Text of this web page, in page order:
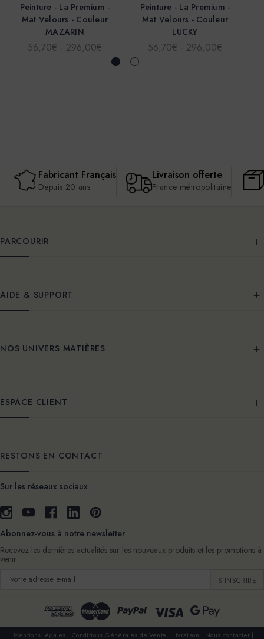
Peinture - La Premium -
Mat Velours - Couleur
MAZARIN
56,70€ - 296,00€
Peinture - La Premium -
Mat Velours - Couleur
LUCKY
56,70€ - 296,00€
Fabricant Français
Depuis 20 ans
Livraison offerte
France métropolitaine
PARCOURIR
AIDE & SUPPORT
NOS UNIVERS MATIÈRES
ESPACE CLIENT
RESTONS EN CONTACT
Sur les réseaux sociaux
Abonnez-vous à notre newsletter
Recevez les dernières actualités sur les nouveaux produits et les promotions à
venir
Adresse
Mentions légales Conditions Générales de Vente Livraison Nous contacter